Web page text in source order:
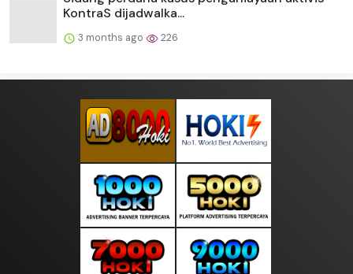
KontraS dijadwalka...
3 months ago 226